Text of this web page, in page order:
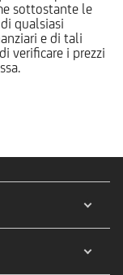
sottostante le
qualsiasi
e di tali
verificare i prezzi